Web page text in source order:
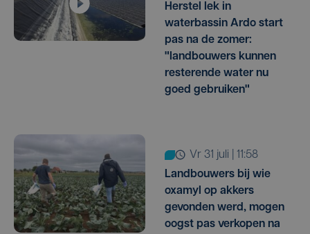
Herstel lek in
waterbassin Ardo start
pas na de zomer:
"landbouwers kunnen
resterende water nu
goed gebruiken"
vr 31 juli | 11:58
Landbouwers bij wie
oxamyl op akkers
gevonden werd, mogen
oogst pas verkopen na